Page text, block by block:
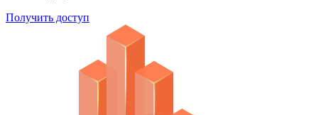
Получить доступ